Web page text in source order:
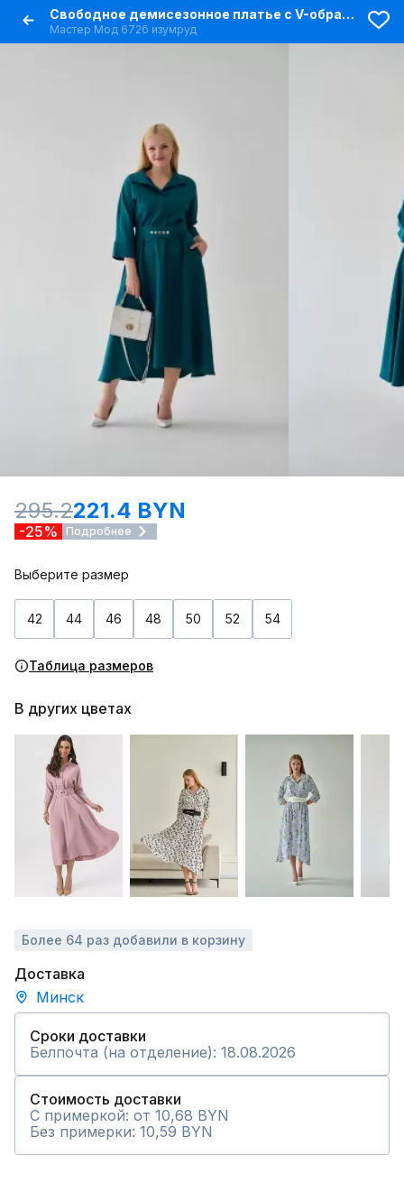
Свободное демисезонное платье с V-образным вырезом и карманами
Мастер Мод 672б изумруд
295.2221.4 BYN
-25% Подробнее
Выберите размер
42 44 46 48 50 52 54
Таблица размеров
В других цветах
Более 64 раз добавили в корзину
Доставка
Минск
Сроки доставки
Белпочта (на отделение): 18.08.2026
Стоимость доставки
С примеркой: от 10,68 BYN
Без примерки: 10,59 BYN